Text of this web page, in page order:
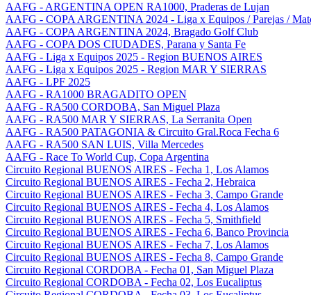
AAFG - ARGENTINA OPEN RA1000, Praderas de Lujan
AAFG - COPA ARGENTINA 2024 - Liga x Equipos / Parejas /
AAFG - COPA ARGENTINA 2024, Bragado Golf Club
AAFG - COPA DOS CIUDADES, Parana y Santa Fe
AAFG - Liga x Equipos 2025 - Region BUENOS AIRES
AAFG - Liga x Equipos 2025 - Region MAR Y SIERRAS
AAFG - LPF 2025
AAFG - RA1000 BRAGADITO OPEN
AAFG - RA500 CORDOBA, San Miguel Plaza
AAFG - RA500 MAR Y SIERRAS, La Serranita Open
AAFG - RA500 PATAGONIA & Circuito Gral.Roca Fecha 6
AAFG - RA500 SAN LUIS, Villa Mercedes
AAFG - Race To World Cup, Copa Argentina
Circuito Regional BUENOS AIRES - Fecha 1, Los Alamos
Circuito Regional BUENOS AIRES - Fecha 2, Hebraica
Circuito Regional BUENOS AIRES - Fecha 3, Campo Grande
Circuito Regional BUENOS AIRES - Fecha 4, Los Alamos
Circuito Regional BUENOS AIRES - Fecha 5, Smithfield
Circuito Regional BUENOS AIRES - Fecha 6, Banco Provincia
Circuito Regional BUENOS AIRES - Fecha 7, Los Alamos
Circuito Regional BUENOS AIRES - Fecha 8, Campo Grande
Circuito Regional CORDOBA - Fecha 01, San Miguel Plaza
Circuito Regional CORDOBA - Fecha 02, Los Eucaliptus